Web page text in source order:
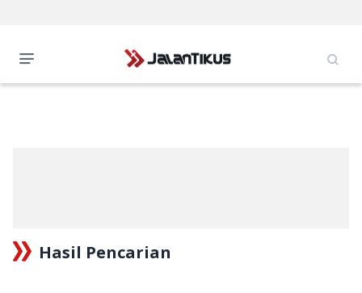
Hasil Pencarian